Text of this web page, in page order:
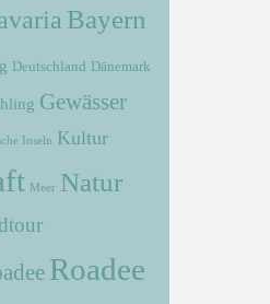
Bayern
Deutschland Dänemark
Gewässer
Inseln Kultur
Meer Natur
Roadee